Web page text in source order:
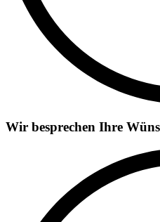
Wir besprechen Ihre